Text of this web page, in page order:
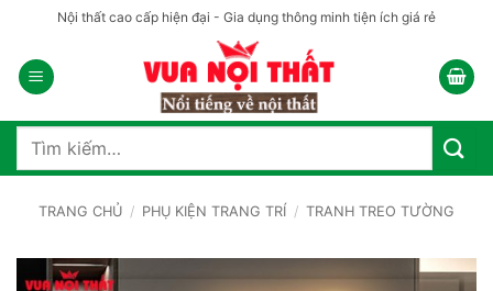
nội
dung
Nội thất cao cấp hiện đại - Gia dụng thông minh tiện ích giá rẻ
Tìm
TRANG CHỦ / PHỤ KIỆN TRANG TRÍ / TRANH TREO TƯỜNG